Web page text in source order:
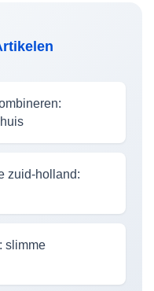
zuid-holland:
slimme